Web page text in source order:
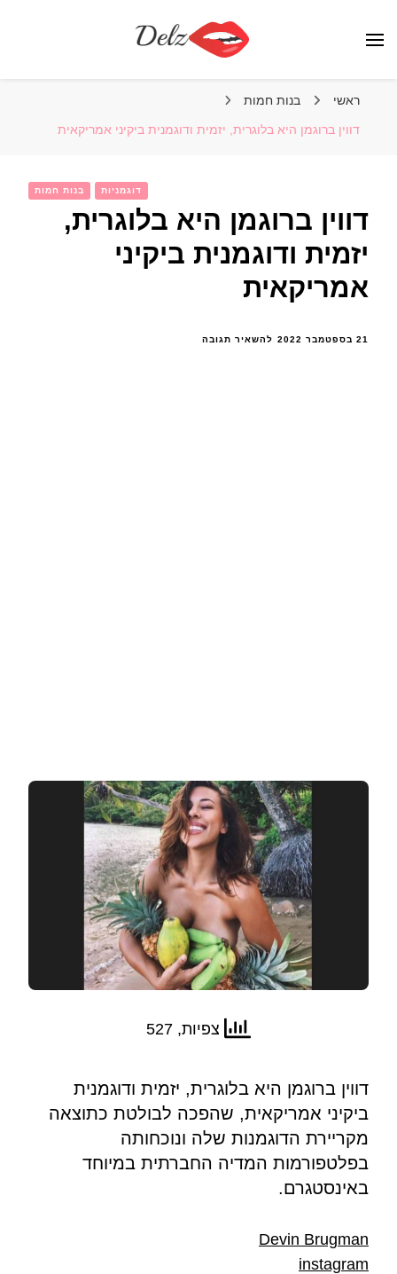
ראשי בנות חמות
דווין ברוגמן היא בלוגרית, יזמית ודוגמנית ביקיני אמריקאית
בנות חמות דוגמניות
דווין ברוגמן היא בלוגרית,
יזמית ודוגמנית ביקיני
אמריקאית
21 בספטמבר 2022 להשאיר תגובהבנושא
צפיות, 527
דווין ברוגמן היא בלוגרית, יזמית ודוגמנית
ביקיני אמריקאית, שהפכה לבולטת כתוצאה
מקריירת הדוגמנות שלה ונוכחותה
בפלטפורמות המדיה החברתית במיוחד
באינסטגרם.
Devin Brugman
instagram